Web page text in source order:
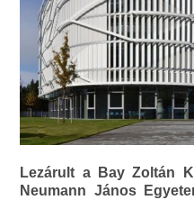
Lezárult a Bay Zoltán
Neumann János